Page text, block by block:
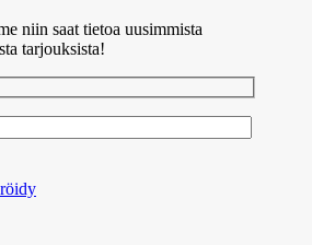
niin saat tietoa uusimmista
tarjouksista!